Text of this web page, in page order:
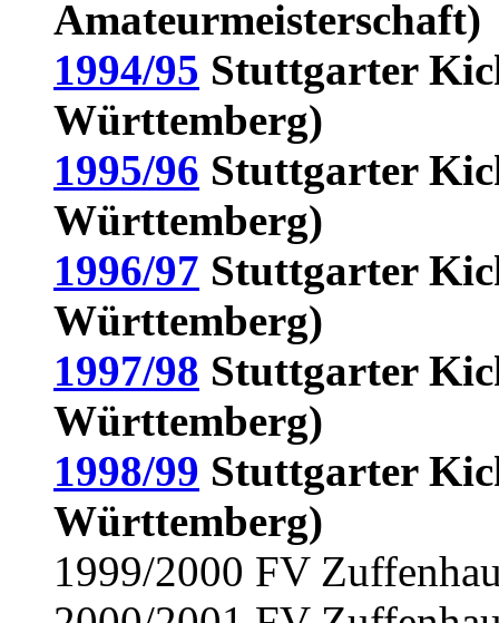
Amateurmeisterschaft)
1994/95 Stuttgarter
Württemberg)
1995/96 Stuttgarter
Württemberg)
1996/97 Stuttgarter
Württemberg)
1997/98 Stuttgarter
Württemberg)
1998/99 Stuttgarter
Württemberg)
1999/2000 FV